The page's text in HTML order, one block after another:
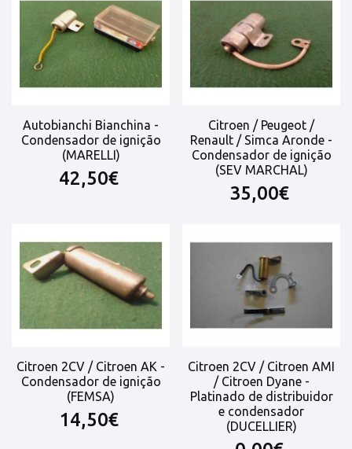
Autobianchi Bianchina -
Condensador de ignição
(MARELLI)
42,50€
Citroen / Peugeot /
Renault / Simca Aronde -
Condensador de ignição
(SEV MARCHAL)
35,00€
Citroen 2CV / Citroen AK -
Condensador de ignição
(FEMSA)
14,50€
Citroen 2CV / Citroen AMI
/ Citroen Dyane -
Platinado de distribuidor
e condensador
(DUCELLIER)